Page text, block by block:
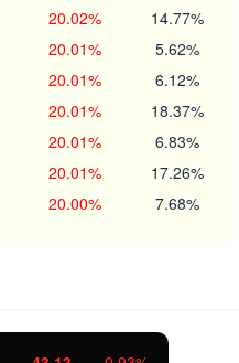
20.02% 14.77%
20.01% 5.62%
20.01% 6.12%
20.01% 18.37%
20.01% 6.83%
20.01% 17.26%
20.00% 7.68%